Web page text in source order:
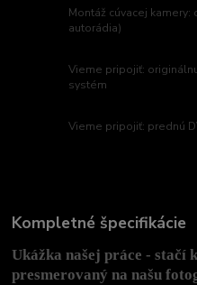
Montáž cúvacej
autorádia)
Vieme pripojiť:
systém
Vieme pripojiť: prednú
Kompletné špecifikácie
Ukážka našej práce - stačí
presmerovaný na našu